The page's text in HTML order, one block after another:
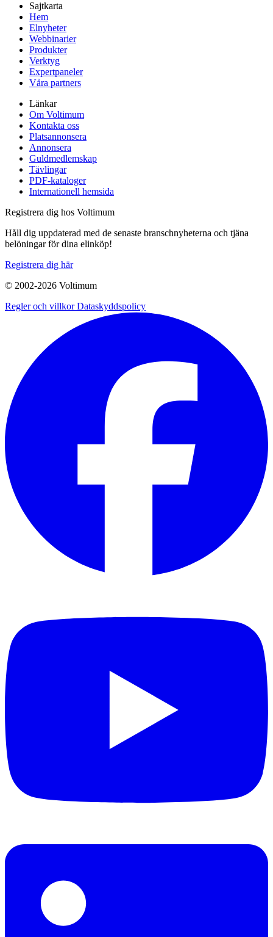
Sajtkarta
Hem
Elnyheter
Webbinarier
Produkter
Verktyg
Expertpaneler
Våra partners
Länkar
Om Voltimum
Kontakta oss
Platsannonsera
Annonsera
Guldmedlemskap
Tävlingar
PDF-kataloger
Internationell hemsida
Registrera dig hos Voltimum
Håll dig uppdaterad med de senaste branschnyheterna och tjäna
belöningar för dina elinköp!
Registrera dig här
© 2002-2026 Voltimum
Regler och villkorDataskyddspolicy